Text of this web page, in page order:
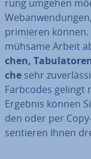
rung umgehen
pri­mie­ren können.
mühsame Arbeit
chen,
che sehr
Farbcodes gelingt
Ergebnis können
den oder per
sen­tie­ren Ihnen